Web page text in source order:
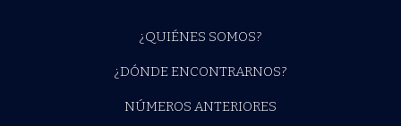
¿QUIÉNES SOMOS?
¿DÓNDE ENCONTRARNOS?
NÚMEROS ANTERIORES